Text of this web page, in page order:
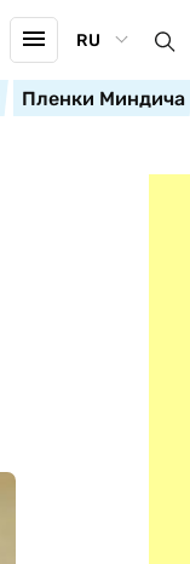
RU
Пленки Миндича